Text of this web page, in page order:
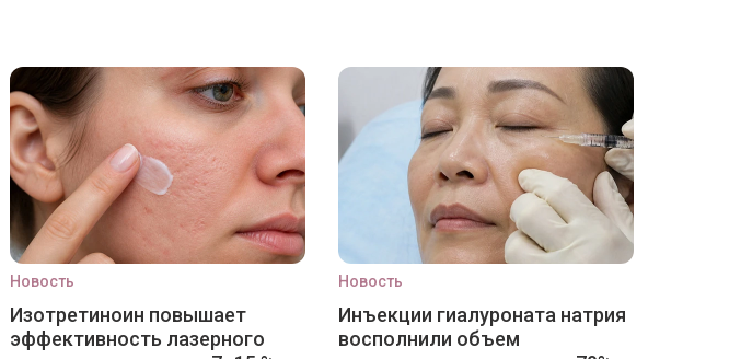
Новость
Изотретиноин повышает
эффективность лазерного
Новость
Инъекции гиалуроната натрия
восполнили объем